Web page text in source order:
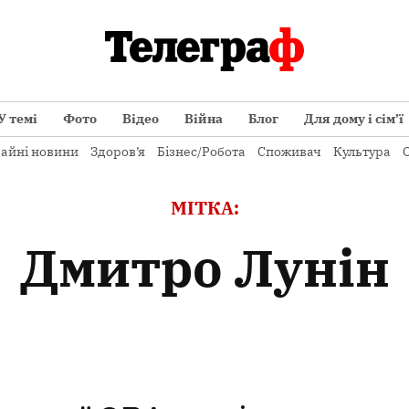
темі Фото Відео Війна Блог Для дому і сім’ї
новини Здоров’я Бізнес/Робота Споживач Культура
МІТКА:
Дмитро Лунін